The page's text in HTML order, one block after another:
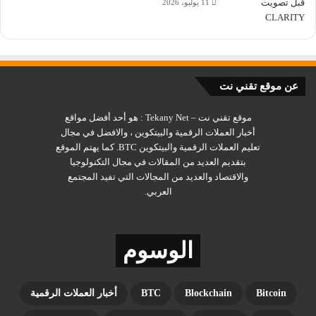
عملةٌ جديدة صديقة للبيئة تجذب أنظار
سوق الكريبتو
يحولُ تقلّب سعر عملة كاردانو بين الصعود والهبوط دون وصول سعر
العملة لمستوى 1 دولار في أيِّ وقتٍ قريب، ما قد يدفع المستثمرين
إلى البحث عن بدائلَ أخرى صديقةٍ للبيئة، فقد ظهرت الآن عملةٌ
جديدةٌ ومثيرةٌ عصفت بسوق الكريبتو من خلال تقديمها لمفهومٍ مُبتكرٍ
مشروع إيكوتيرا ( ecoterra-ECOTERRA
11 يوليو، 2026
عن موقع تقني نت
موقع تقني نت – Tekany Net : هو أحد أفضل مواقع
أخبار العملات الرقمية والبيتكوين ، والافضل في مجال
تعليم العملات الرقمية والبيتكوين BTC. كما يهتم الموقع
بتقديم العديد من المقالات في مجال التكنولوجيا
والاقتصاد والعديد من المجالات التي تفيد المجتمع
العربي.
الوسوم
Bitcoin
Blockchain
BTC أخبار العملات الرقمية